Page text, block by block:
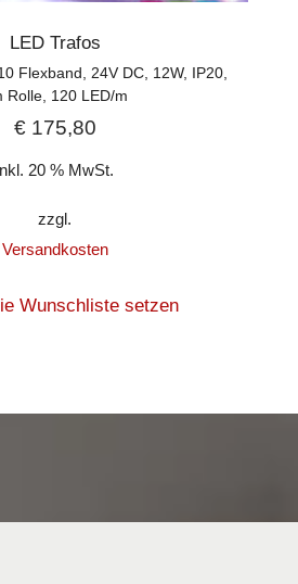
LED Trafos
Flexband, 24V DC, 12W, IP20,
Rolle, 120 LED/m
€175,80
20 % MwSt.
zzgl.
Versandkosten
Wunschliste setzen